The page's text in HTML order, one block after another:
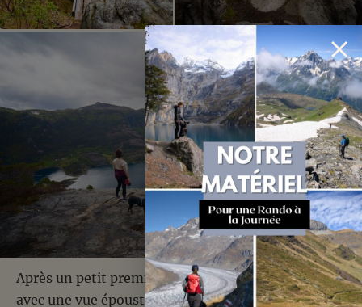
Après un petit premier sommet (le Skjerafjellet)
avec une vue époustouflante sur le fjord, on